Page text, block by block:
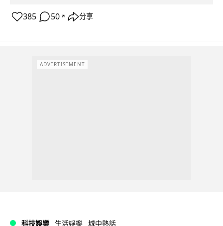
385 50 ↗ 分享
ADVERTISEMENT
科技娛樂 生活娛樂 城中熱話